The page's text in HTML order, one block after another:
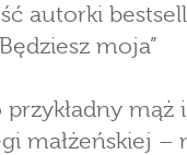
autorki
moja”
mąż
małżeńskiej –